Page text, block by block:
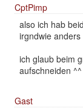
CptPimp
also ich hab
irgndwie anders
ich glaub beim
aufschneiden ^^
Gast